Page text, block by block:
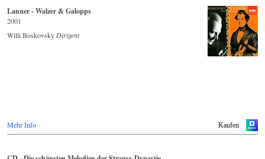
Lanner - Walzer & Galopps
2001
Willi Boskovsky Dirigent
Kaufen
Mehr Info